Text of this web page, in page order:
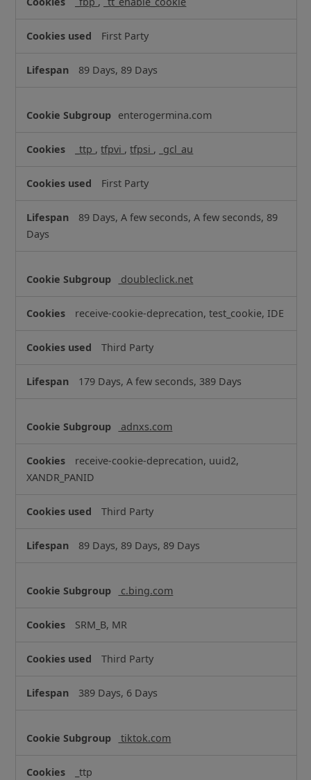
First Party
89 Days, 89 Days
enterogermina.com
_ttp ,tfpvi ,tfpsi , _gcl_au
First Party
89 Days, A few seconds, A few seconds, 89
Days
doubleclick.net
receive-cookie-deprecation, test_cookie, IDE
Third Party
179 Days, A few seconds, 389 Days
adnxs.com
receive-cookie-deprecation, uuid2,
XANDR_PANID
Third Party
89 Days, 89 Days, 89 Days
c.bing.com
SRM_B, MR
Third Party
389 Days, 6 Days
tiktok.com
_ttp